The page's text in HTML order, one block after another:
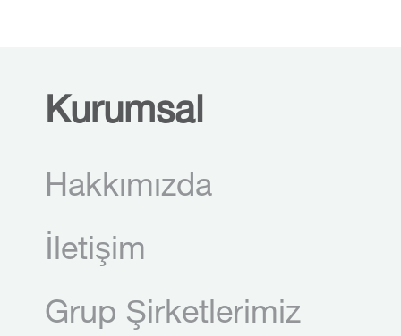
Kurumsal
Hakkımızda
İletişim
Grup Şirketlerimiz